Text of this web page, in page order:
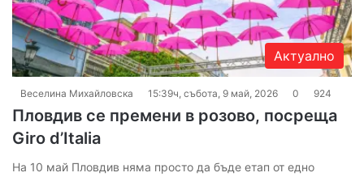
Актуално
Веселина Михайловска 15:39ч, събота, 9 май, 2026 0 924
Пловдив се премени в розово, посреща
Giro d’Italia
На 10 май Пловдив няма просто да бъде етап от едно